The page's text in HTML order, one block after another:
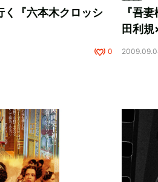
く『六本木クロッシ
0
『吾
田利